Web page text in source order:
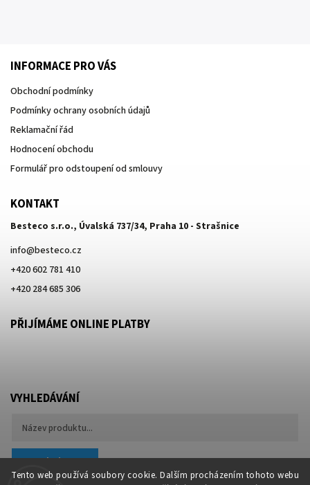
Tento web používá soubory cookie. Dalším procházením tohoto webu
INFORMACE PRO VÁS
Obchodní podmínky
Podmínky ochrany osobních údajů
Reklamační řád
Hodnocení obchodu
Formulář pro odstoupení od smlouvy
KONTAKT
Besteco s.r.o., Úvalská 737/34, Praha 10 - Strašnice
info@besteco.cz
+420 602 781 410
+420 284 685 306
PŘIJÍMÁME ONLINE PLATBY
VYHLEDÁVÁNÍ
Hledat